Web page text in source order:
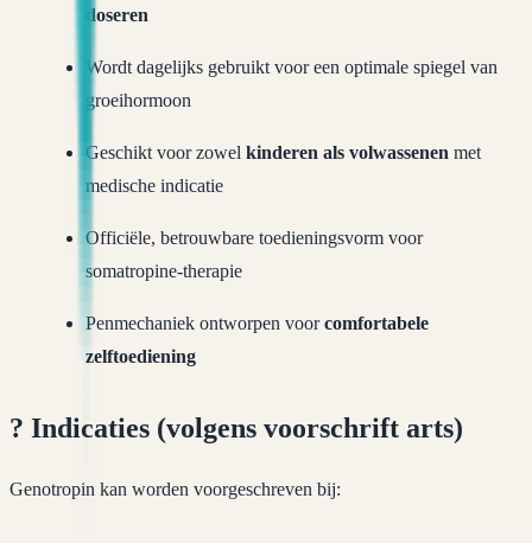
doseren
Wordt dagelijks gebruikt voor een optimale spiegel van
groeihormoon
Geschikt voor zowel kinderen als volwassenen met
medische indicatie
Officiële, betrouwbare toedieningsvorm voor
somatropine-therapie
Penmechaniek ontworpen voorcomfortabele
zelftoediening
? Indicaties (volgens voorschrift arts)
Genotropin kan worden voorgeschreven bij: